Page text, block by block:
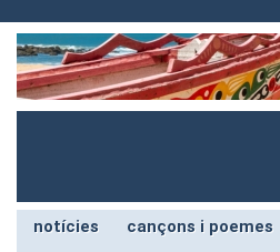
notícies cançons i poemes